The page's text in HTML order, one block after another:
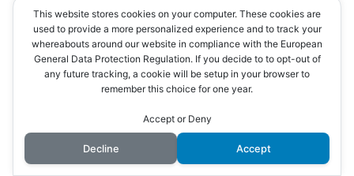
와 해양 액티비티
를 검색해 보세요
오키나와 자유여행의 필수품 렌트카
오키나와 최저가 렌트카 검색
This website stores cookies on your computer. These cookies are
used to provide a more personalized experience and to track your
whereabouts around our website in compliance with the European
General Data Protection Regulation. If you decide to to opt-out of
any future tracking, a cookie will be setup in your browser to
remember this choice for one year.
Accept or Deny
Decline Accept